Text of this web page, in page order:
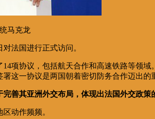
马克龙
法国进行正式访问。
项协议，包括航天合作和高速铁路等领域。
这一协议是两国朝着密切防务合作迈出的
完善其亚洲外交布局，体现出法国外交政策
动作频频。